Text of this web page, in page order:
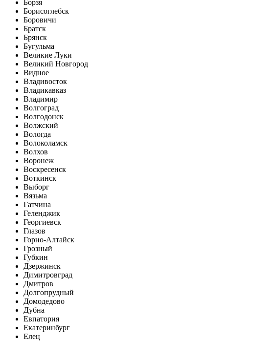
Борзя
Борисоглебск
Боровичи
Братск
Брянск
Бугульма
Великие Луки
Великий Новгород
Видное
Владивосток
Владикавказ
Владимир
Волгоград
Волгодонск
Волжский
Вологда
Волоколамск
Волхов
Воронеж
Воскресенск
Воткинск
Выборг
Вязьма
Гатчина
Геленджик
Георгиевск
Глазов
Горно-Алтайск
Грозный
Губкин
Дзержинск
Димитровград
Дмитров
Долгопрудный
Домодедово
Дубна
Евпатория
Екатеринбург
Елец